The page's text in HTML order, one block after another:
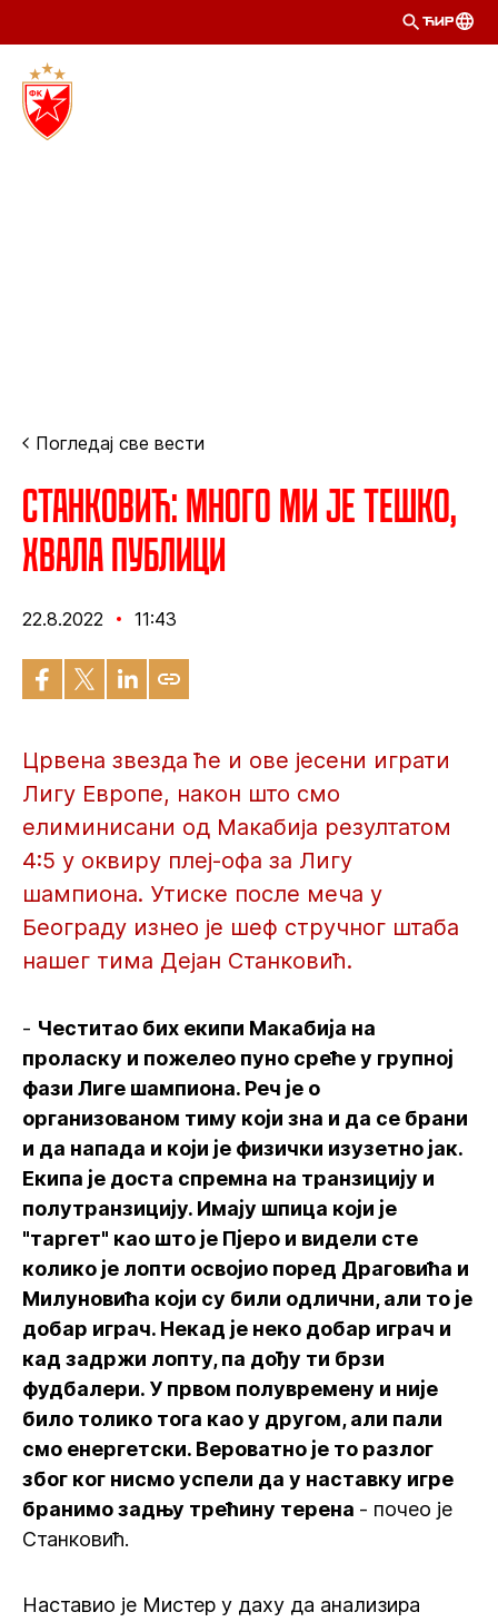
ЋИР
Погледај све вести
Станковић: Много ми је тешко,
хвала публици
22.8.2022 11:43
Црвена звезда ће и ове јесени играти
Лигу Европе, након што смо
елиминисани од Макабија резултатом
4:5 у оквиру плеј-офа за Лигу
шампиона. Утиске после меча у
Београду изнео је шеф стручног штаба
нашег тима Дејан Станковић.
- Честитао бих екипи Макабија на
проласку и пожелео пуно среће у групној
фази Лиге шампиона. Реч је о
организованом тиму који зна и да се брани
и да напада и који је физички изузетно јак.
Екипа је доста спремна на транзицију и
полутранзицију. Имају шпица који је
"таргет" као што је Пјеро и видели сте
колико је лопти освојио поред Драговића и
Милуновића који су били одлични, али то је
добар играч. Некад је неко добар играч и
кад задржи лопту, па дођу ти брзи
фудбалери. У првом полувремену и није
било толико тога као у другом, али пали
смо енергетски. Вероватно је то разлог
због ког нисмо успели да у наставку игре
бранимо задњу трећину терена - почео је
Станковић.
Наставио је Мистер у даху да анализира